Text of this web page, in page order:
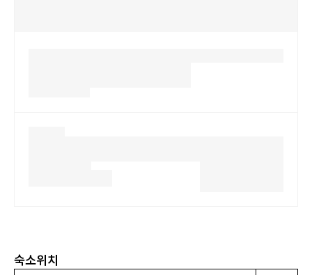
숙소위치